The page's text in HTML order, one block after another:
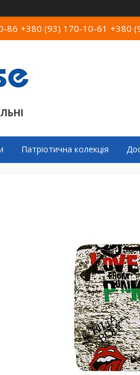
86 +380 (93) 170-10-61 +380
Патріотична колекція